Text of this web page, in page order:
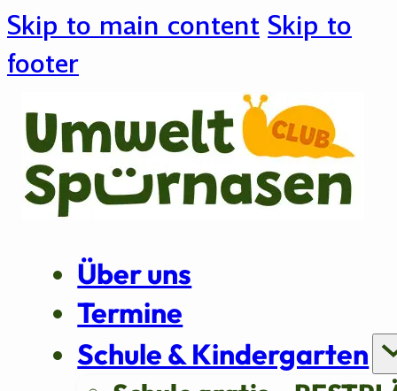
Skip to main content Skip to
footer
Über uns
Termine
Schule & Kindergarten